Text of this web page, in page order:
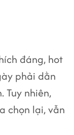
đáng, hot
phải dằn
Tuy nhiên,
chọn lại, vẫn